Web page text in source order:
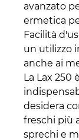
avanzato
ermetica
Facilità
un utilizzo
anche ai
La Lax 250
desidera
freschi più
sprechi e